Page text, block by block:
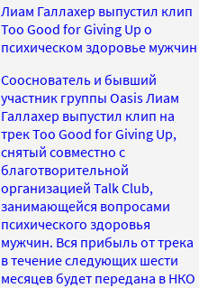
Лиам Галлахер выпустил клип
Too Good for Giving Up о
психическом здоровье мужчин
Сооснователь и бывший
участник группы Oasis Лиам
Галлахер выпустил клип на
трек Too Good for Giving Up,
снятый совместно с
благотворительной
организацией Talk Club,
занимающейся вопросами
психического здоровья
мужчин. Вся прибыль от трека
в течение следующих шести
месяцев будет передана в НКО